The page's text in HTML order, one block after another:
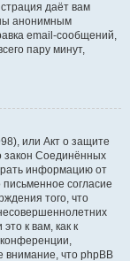
даёт вам
анонимным
email-сообщений,
пару минут,
или Акт о защите
закон Соединённых
информацию от
согласие
того, что
к вам, как к
внимание, что phpBB